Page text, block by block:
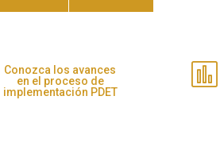
Conozca los avances
en el proceso de
implementación PDET